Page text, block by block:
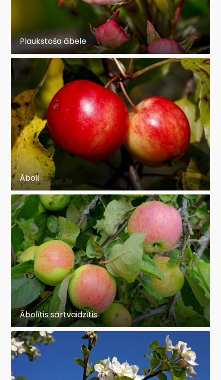
Plaukstoša ābele
Āboli
Ābolītis sārtvaidzītis